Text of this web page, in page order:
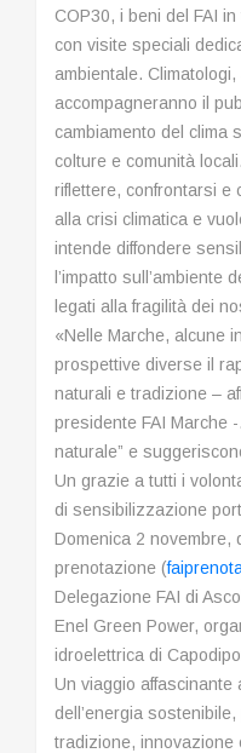
COP30, i beni del FAI
con visite speciali
ambientale.
accompagneranno il
cambiamento del clima
colture e comunità
riflettere, confrontarsi e
alla crisi climatica e
intende diffondere
l’impatto sull’ambiente
legati alla fragilità dei
«Nelle Marche, alcune
prospettive diverse il
naturali e tradizione –
presidente FAI Marche
naturale” e
Un grazie a tutti i
di sensibilizzazione
Domenica 2 novembre,
prenotazione (
Delegazione FAI di
Enel Green Power,
idroelettrica di
Un viaggio affascinante
dell’energia
tradizione, innovazione